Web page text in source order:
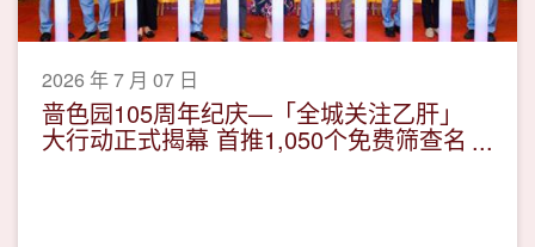
2026 年 7 月 07 日
啬色园105周年纪庆—「全城关注乙肝」
大行动正式揭幕 首推1,050个免费筛查名